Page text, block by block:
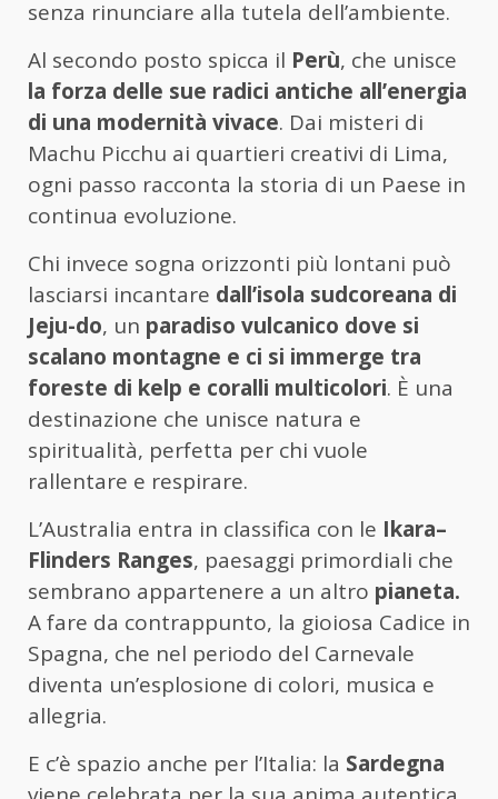
senza rinunciare alla tutela dell’ambiente.
Al secondo posto spicca il Perù, che unisce
la forza delle sue radici antiche all’energia
di una modernità vivace. Dai misteri di
Machu Picchu ai quartieri creativi di Lima,
ogni passo racconta la storia di un Paese in
continua evoluzione.
Chi invece sogna orizzonti più lontani può
lasciarsi incantare dall’isola sudcoreana di
Jeju-do, un paradiso vulcanico dove si
scalano montagne e ci si immerge tra
foreste di kelp e coralli multicolori. È una
destinazione che unisce natura e
spiritualità, perfetta per chi vuole
rallentare e respirare.
L’Australia entra in classifica con le Ikara–
Flinders Ranges, paesaggi primordiali che
sembrano appartenere a un altro pianeta.
A fare da contrappunto, la gioiosa Cadice in
Spagna, che nel periodo del Carnevale
diventa un’esplosione di colori, musica e
allegria.
E c’è spazio anche per l’Italia: la Sardegna